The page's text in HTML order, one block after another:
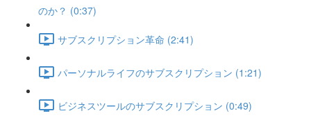
のか？ (0:37)
サブスクリプション革命 (2:41)
パーソナルライフのサブスクリプション (1:21)
ビジネスツールのサブスクリプション (0:49)